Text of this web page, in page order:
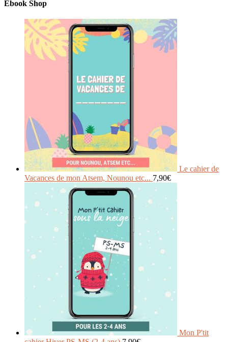
Ebook Shop
Le cahier de
Vacances de mon Atsem, Nounou etc... 7,90€
Mon P'tit